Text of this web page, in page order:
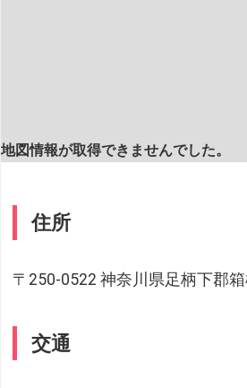
地図情報が取得できませんでした。
住所
〒250-0522 神奈川県足柄下郡
交通